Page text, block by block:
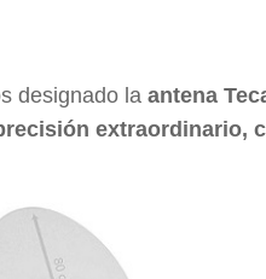
designado la antena
extraordinario,